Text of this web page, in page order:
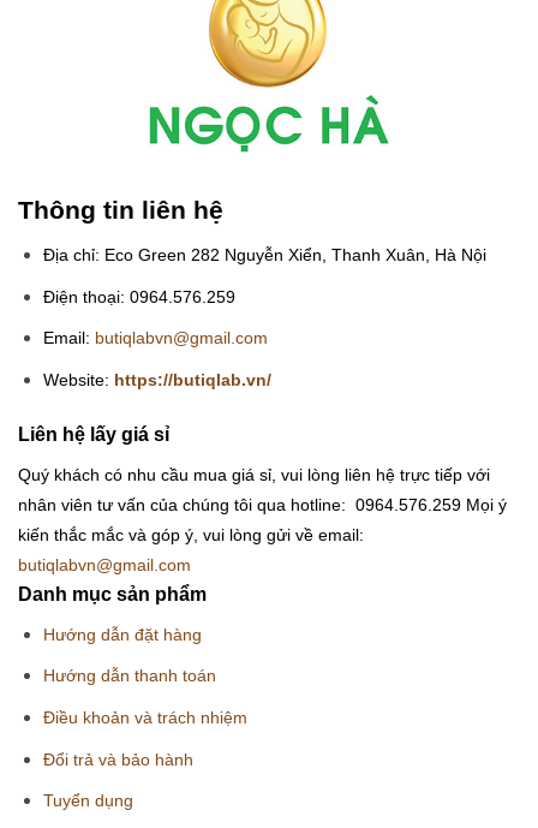
Thông tin liên hệ
Địa chỉ: Eco Green 282 Nguyễn Xiển, Thanh Xuân, Hà Nội
Điện thoại: 0964.576.259
Email: butiqlabvn@gmail.com
Website: https://butiqlab.vn/
Liên hệ lấy giá sỉ
Quý khách có nhu cầu mua giá sỉ, vui lòng liên hệ trực tiếp với
nhân viên tư vấn của chúng tôi qua hotline: 0964.576.259 Mọi ý
kiến thắc mắc và góp ý, vui lòng gửi về email:
butiqlabvn@gmail.com
Danh mục sản phẩm
Hướng dẫn đặt hàng
Hướng dẫn thanh toán
Điều khoản và trách nhiệm
Đổi trả và bảo hành
Tuyển dụng